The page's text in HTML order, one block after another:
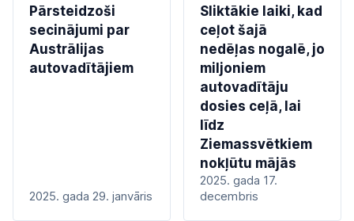
Pārsteidzoši
secinājumi par
Austrālijas
autovadītājiem
2025. gada 29. janvāris
Sliktākie laiki, kad
ceļot šajā
nedēļas nogalē, jo
miljoniem
autovadītāju
dosies ceļā, lai
līdz
Ziemassvētkiem
nokļūtu mājās
2025. gada 17.
decembris